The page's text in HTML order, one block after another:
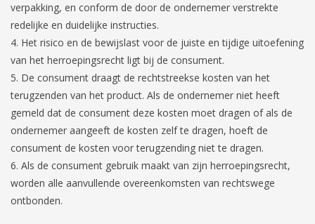
verpakking, en conform de door de ondernemer verstrekte
redelijke en duidelijke instructies.
Het risico en de bewijslast voor de juiste en tijdige uitoefening
van het herroepingsrecht ligt bij de consument.
De consument draagt de rechtstreekse kosten van het
terugzenden van het product. Als de ondernemer niet heeft
gemeld dat de consument deze kosten moet dragen of als de
ondernemer aangeeft de kosten zelf te dragen, hoeft de
consument de kosten voor terugzending niet te dragen.
Als de consument gebruik maakt van zijn herroepingsrecht,
worden alle aanvullende overeenkomsten van rechtswege
ontbonden.